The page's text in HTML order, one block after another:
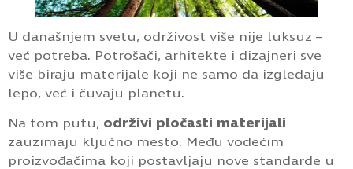
U današnjem svetu, održivost više nije luksuz –
već potreba. Potrošači, arhitekte i dizajneri sve
više biraju materijale koji ne samo da izgledaju
lepo, već i čuvaju planetu.
Na tom putu, održivi pločasti materijali
zauzimaju ključno mesto. Među vodećim
proizvođačima koji postavljaju nove standarde u